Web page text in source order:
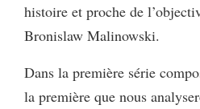
histoire et proche de
Bronislaw Malinowski.
Dans la première série
la première que nous